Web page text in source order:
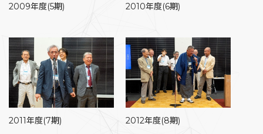
2009年度(5期) 2010年度(6期)
2011年度(7期) 2012年度(8期)